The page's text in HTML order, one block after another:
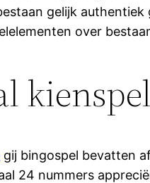
gelijk
over
gij bingospel bevatten
24 nummers